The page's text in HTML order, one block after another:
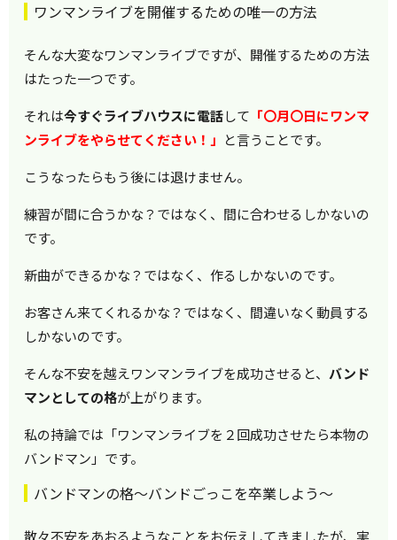
ワンマンライブを開催するための唯一の方法
そんな大変なワンマンライブですが、開催するための方法
はたった一つです。
それは今すぐライブハウスに電話して 「〇月〇日にワンマ
ンライブをやらせてください！」 と言うことです。
こうなったらもう後には退けません。
練習が間に合うかな？ではなく、間に合わせるしかないの
です。
新曲ができるかな？ではなく、作るしかないのです。
お客さん来てくれるかな？ではなく、間違いなく動員する
しかないのです。
そんな不安を越えワンマンライブを成功させると、 バンド
マンとしての格が上がります。
私の持論では「ワンマンライブを２回成功させたら本物の
バンドマン」です。
バンドマンの格～バンドごっこを卒業しよう～
散々不安をあおるようなことをお伝えしてきましたが、実